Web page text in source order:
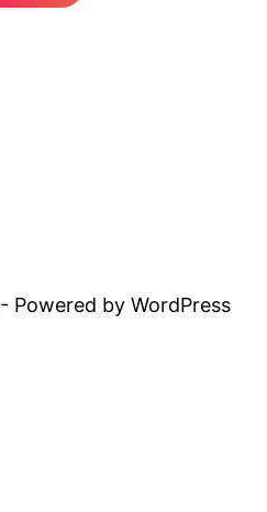
- Powered by WordPress